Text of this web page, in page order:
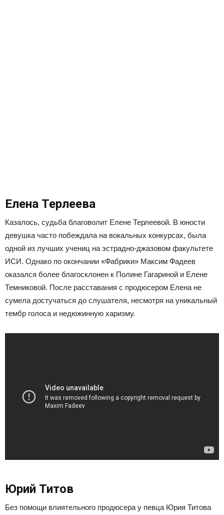
Елена Терлеева
Казалось, судьба благоволит Елене Терлеевой. В юности
девушка часто побеждала на вокальных конкурсах, была
одной из лучших учениц на эстрадно-джазовом факультете
ИСИ. Однако по окончании «Фабрики» Максим Фадеев
оказался более благосклонен к Полине Гагариной и Елене
Темниковой. После расставания с продюсером Елена не
сумела достучаться до слушателя, несмотря на уникальный
тембр голоса и недюжинную харизму.
Юрий Титов
Без помощи влиятельного продюсера у певца Юрия Титова